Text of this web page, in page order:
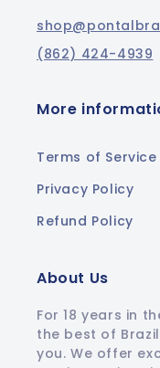
(862) 424-4939
More
Terms of Service
Privacy Policy
Refund Policy
About Us
For 18 years in
the best of
you. We offer